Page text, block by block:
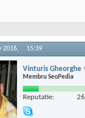
2016, 15:39
Vinturis Gheorghe
Membru SeoPedia
Reputatie: 26